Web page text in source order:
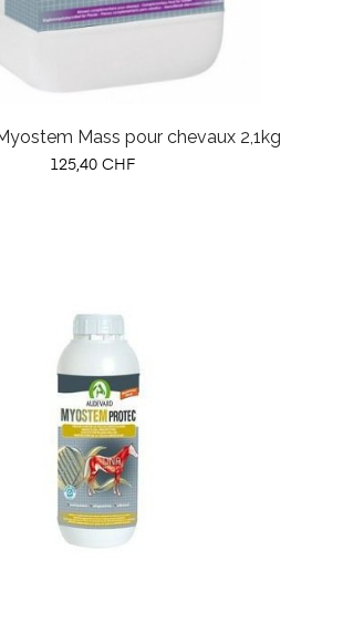
Mass pour chevaux 2,1kg
Prix
125,40 CHF